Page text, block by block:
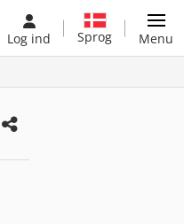
Log ind Sprog Menu